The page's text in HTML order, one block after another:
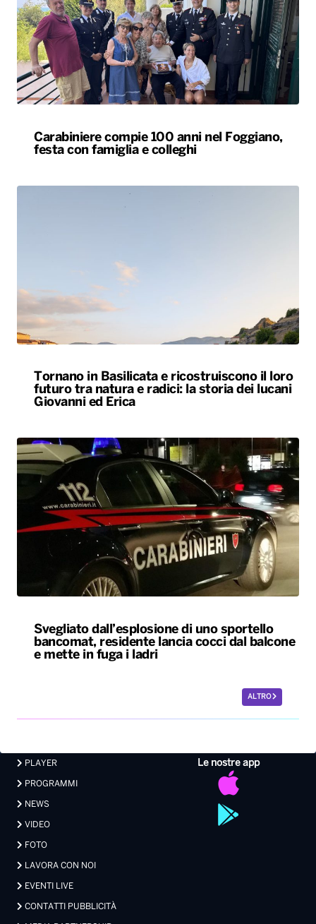
Carabiniere compie 100 anni nel Foggiano,
festa con famiglia e colleghi
Tornano in Basilicata e ricostruiscono il loro
futuro tra natura e radici: la storia dei lucani
Giovanni ed Erica
Svegliato dall’esplosione di uno sportello
bancomat, residente lancia cocci dal balcone
e mette in fuga i ladri
ALTRO
Le nostre app
PLAYER
PROGRAMMI
NEWS
VIDEO
FOTO
LAVORA CON NOI
EVENTI LIVE
CONTATTI PUBBLICITÀ